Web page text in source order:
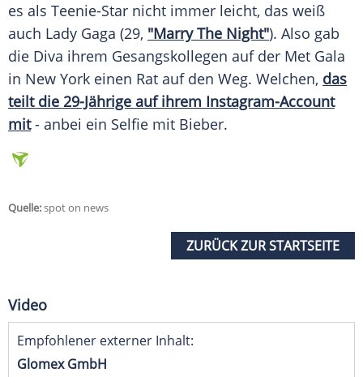
es als Teenie-Star nicht immer leicht, das weiß
auch Lady Gaga (29, "Marry The Night"). Also gab
die Diva ihrem Gesangskollegen auf der Met Gala
in New York einen Rat auf den Weg. Welchen, das
teilt die 29-Jährige auf ihrem Instagram-Account
mit- anbei ein Selfie mit Bieber.
Quelle:spot on news
ZURÜCK ZUR STARTSEITE
Video
Empfohlener externer Inhalt:
Glomex GmbH